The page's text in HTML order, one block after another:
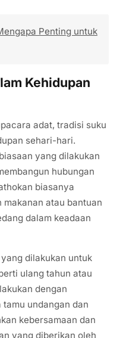
Penting untuk
Kehidupan
adat, tradisi suku
sehari-hari.
yang dilakukan
hubungan
biasanya
atau bantuan
dalam keadaan
dilakukan untuk
ulang tahun atau
dengan
undangan dan
kebersamaan dan
yang diberikan oleh